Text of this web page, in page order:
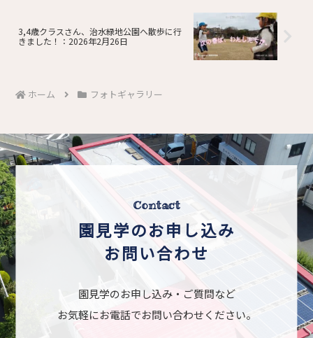
3,4歳クラスさん、治水緑地公園へ散歩に行
きました！：2026年2月26日
ホーム フォトギャラリー
Contact
園見学のお申し込み
お問い合わせ
園見学のお申し込み・ご質問など
お気軽にお電話でお問い合わせください。